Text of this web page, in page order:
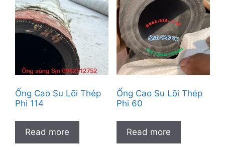
Ống Cao Su Lõi Thép
Phi 114
Read more
Ống Cao Su Lõi Thép
Phi 60
Read more